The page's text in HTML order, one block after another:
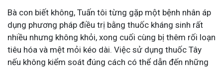
Bà con biết không, Tuấn tôi từng gặp một bệnh nhân áp
dụng phương pháp điều trị bằng thuốc kháng sinh rất
nhiều nhưng không khỏi, xong cuối cùng bị thêm rối loạn
tiêu hóa và mệt mỏi kéo dài. Việc sử dụng thuốc Tây
nếu không kiểm soát đúng cách có thể dẫn đến những